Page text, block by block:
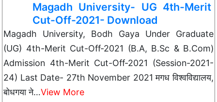
Magadh University- UG 4th-Merit
Cut-Off-2021- Download
Magadh University, Bodh Gaya Under Graduate
(UG) 4th-Merit Cut-Off-2021 (B.A, B.Sc & B.Com)
Admission 4th-Merit Cut-Off-2021 (Session-2021-
24) Last Date- 27th November 2021 मगध विश्वविद्यालय,
बोधगया ने…View More